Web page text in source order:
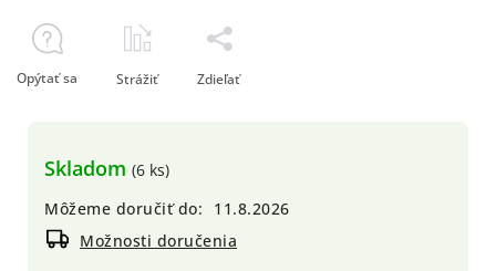
Skladom (6 ks)
Môžeme doručiť do:
11.8.2026
Možnosti doručenia
Opýtať sa Strážiť Zdieľať